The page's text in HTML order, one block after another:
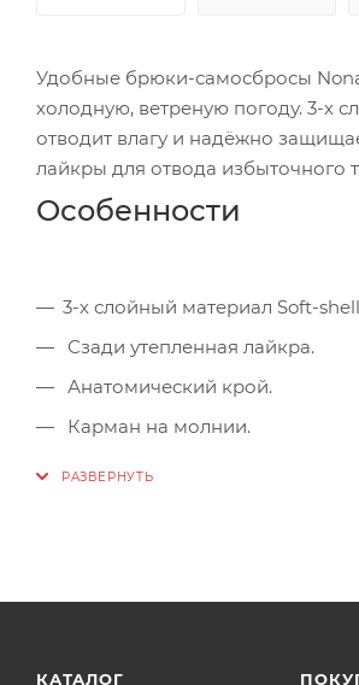
Удобные брюки-самосбросы
холодную, ветреную погоду. 3-х
отводит влагу и надёжно
лайкры для отвода избыточного
Особенности
3-х слойный материал Soft-
Сзади утепленная лайкра.
Анатомический крой.
Карман на молнии.
Молния по всей длине брюк.
КАТАЛОГ